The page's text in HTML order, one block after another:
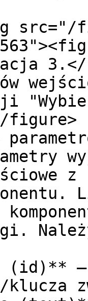
3.</
figure>
z